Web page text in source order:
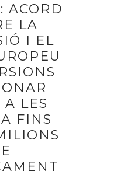
ACORD
LA
I EL
A LES
FINS